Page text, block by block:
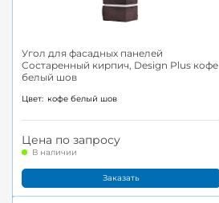
Угол для фасадных панелей
Состаренный кирпич, Design Plus кофе
белый шов
Цвет: кофе белый шов
Цена по запросу
В наличии
Заказать